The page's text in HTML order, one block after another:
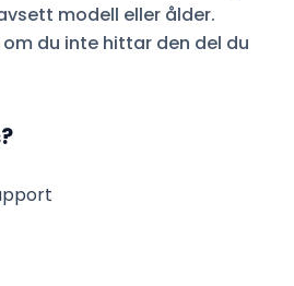
modell eller ålder.
du inte hittar den del du